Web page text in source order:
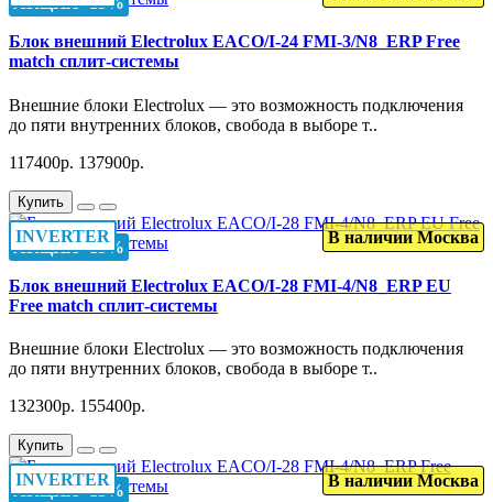
Блок внешний Electrolux EACO/I-24 FMI-3/N8_ERP Free
match сплит-системы
Внешние блоки Electrolux — это возможность подключения
до пяти внутренних блоков, свобода в выборе т..
117400р. 137900р.
Купить
АКЦИЯ -15%
INVERTER В наличии Москва
Блок внешний Electrolux EACO/I-28 FMI-4/N8_ERP EU
Free match сплит-системы
Внешние блоки Electrolux — это возможность подключения
до пяти внутренних блоков, свобода в выборе т..
132300р. 155400р.
Купить
АКЦИЯ -15%
INVERTER В наличии Москва